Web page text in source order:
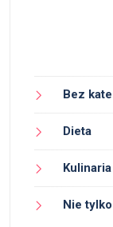
Bez
Dieta
Kulinaria
Nie